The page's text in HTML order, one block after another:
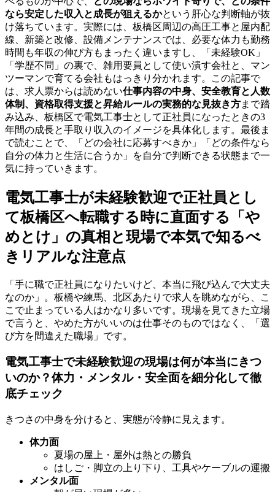
なら安定した収入と成長が狙えるかという肝心な判断軸が抜
け落ちています。実際には、板橋区周辺の高圧工事と屋内配
線、新築と改修、設備メンテナンスでは、必要な体力も勤務
時間も年収の伸び方もまったく違いますし、「未経験OK」
「学歴不問」の裏で、雑用要員として使い潰す会社と、マン
ツーマンで育てる会社もはっきり分かれます。この記事で
は、求人票からは読めない仕事内容の中身、安全教育と人数
体制、資格取得支援と昇給ルールの実務的な見抜き方まで踏
み込み、板橋区で電気工事士として正社員になったときの3
年間の成長と手取り収入のイメージを具体化します。最後ま
で読むことで、「どの会社に応募すべきか」「どの条件なら
自分の体力と生活に合うか」を自分で判断できる状態まで一
気に持っていきます。
電気工事士が未経験歓迎で正社員とし
て板橋区へ転職する時に直面する「や
めとけ」の真相と現場で本気で知るべ
きリアルな注意点
「手に職で正社員になりたいけど、本当に飛び込んで大丈夫
なのか」。板橋や練馬、北区あたりで求人を眺めながら、こ
こで止まっている人はかなり多いです。現場を見てきた立場
で言うと、やめた方がいいのは仕事そのものではなく、「選
び方を間違えた職場」です。
電気工事士で未経験歓迎の現場は何が本当にきつ
いのか？体力・メンタル・安全面を細分化して徹
底チェック
きつさの中身を分けると、実態が冷静に見えます。
体力面
夏場の屋上・屋外は熱との勝負
はしご・脚立の上り下り、工具やケーブルの運搬
メンタル面